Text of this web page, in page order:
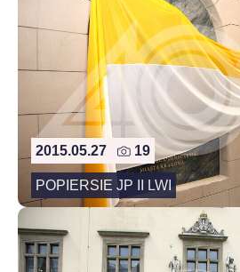
2015.05.27 19
POPIERSIE JP II LWI